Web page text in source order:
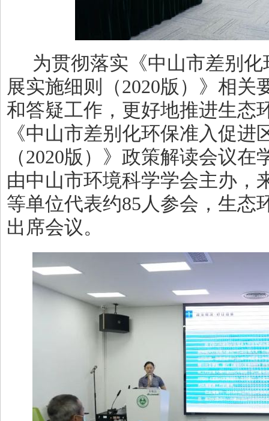
为贯彻落实《中山市差别
展实施细则（2020版）》相关
和答疑工作，更好地推进生态
《中山市差别化环保准入促
（2020版）》政策解读会议在
由中山市环境科学学会主办，
等单位代表约85人参会，生态
出席会议。